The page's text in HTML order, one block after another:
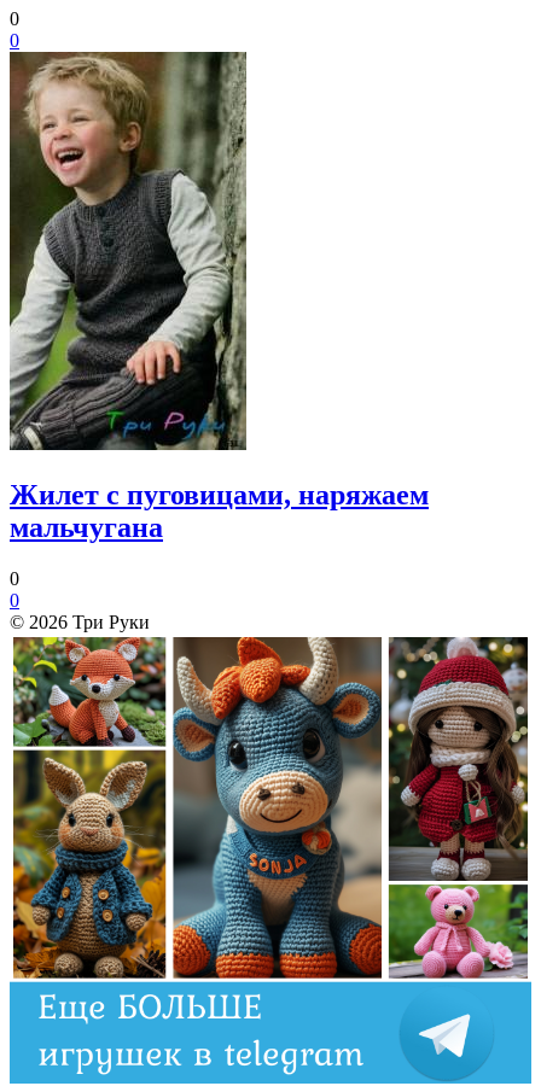
0
0
Жилет с пуговицами, наряжаем
мальчугана
0
0
© 2026 Три Руки